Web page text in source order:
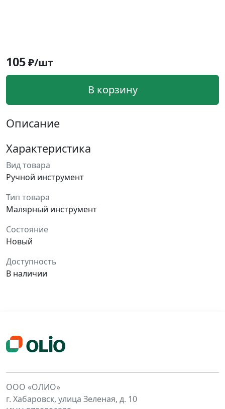
105₽/шт
В корзину
Описание
Характеристика
Вид товара
Ручной инструмент
Тип товара
Малярный инструмент
Состояние
Новый
Доступность
В наличии
ООО «ОЛИО»
г. Хабаровск, улица Зеленая, д. 10